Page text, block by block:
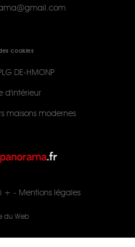
cookies
DE-HMONP
d'intérieur
maisons modernes
+ - Mentions légales
du Web